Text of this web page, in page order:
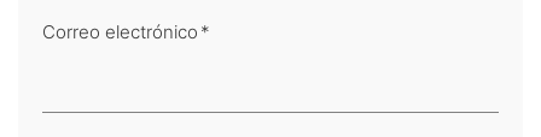
Correo electrónico *